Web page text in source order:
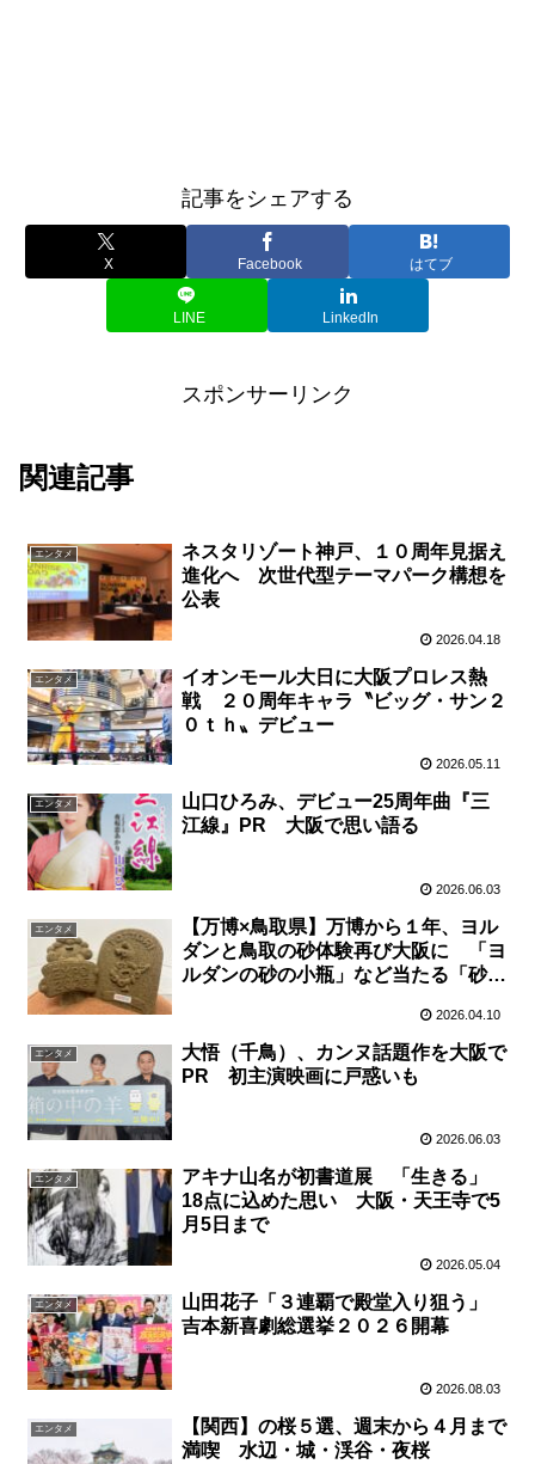
記事をシェアする
X Facebook はてブ
LINE LinkedIn
スポンサーリンク
関連記事
エンタメ
ネスタリゾート神戸、１０周年見据え
進化へ 次世代型テーマパーク構想を
公表
2026.04.18
エンタメ
イオンモール大日に大阪プロレス熱
戦 ２０周年キャラ〝ビッグ・サン２
０ｔｈ〟デビュー
2026.05.11
エンタメ
山口ひろみ、デビュー25周年曲『三
江線』PR 大阪で思い語る
2026.06.03
エンタメ
【万博×鳥取県】万博から１年、ヨル
ダンと鳥取の砂体験再び大阪に 「ヨ
ルダンの砂の小瓶」など当たる「砂ガ
2026.04.10
エンタメ
大悟（千鳥）、カンヌ話題作を大阪で
PR 初主演映画に戸惑いも
2026.06.03
エンタメ
アキナ山名が初書道展 「生きる」
18点に込めた思い 大阪・天王寺で5
月5日まで
2026.05.04
エンタメ
山田花子「３連覇で殿堂入り狙う」
吉本新喜劇総選挙２０２６開幕
2026.08.03
エンタメ
【関西】の桜５選、週末から４月まで
満喫 水辺・城・渓谷・夜桜